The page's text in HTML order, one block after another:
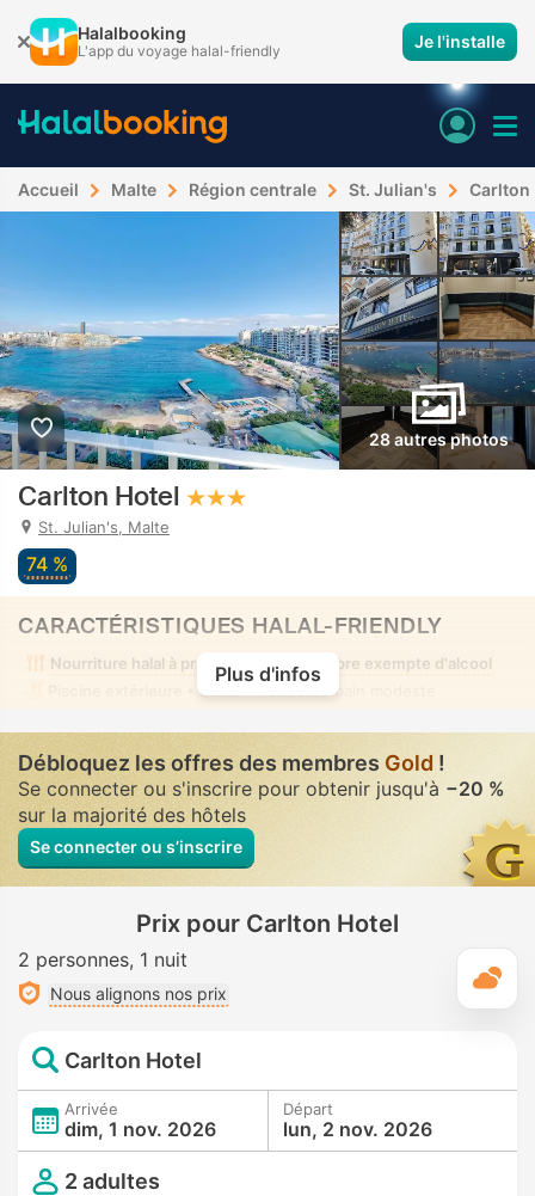
Halalbooking
L'app du voyage halal-friendly Je l'installe
Accueil Malte Région centrale St. Julian's Carlton
28 autres photos
Carlton Hotel
St. Julian's, Malte
74 %
CARACTÉRISTIQUES HALAL-FRIENDLY
Nourriture halal à proximité
Chambre exempte d'alcool
• Mixte • Tenue de bain modeste
Plus d'infos
Débloquez les offres des membres Gold !
Se connecter ou s'inscrire pour obtenir jusqu'à −20 %
sur la majorité des hôtels
Se connecter ou s’inscrire
Prix pour Carlton Hotel
2 personnes 1 nuit
Nous alignons nos prix
Carlton Hotel
Arrivée
dim, 1 nov. 2026
Départ
lun, 2 nov. 2026
2 adultes